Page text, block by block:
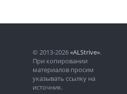
© 2013-2026«ALStrive».
При копировании
материалов просим
указывать ссылку на
источник.